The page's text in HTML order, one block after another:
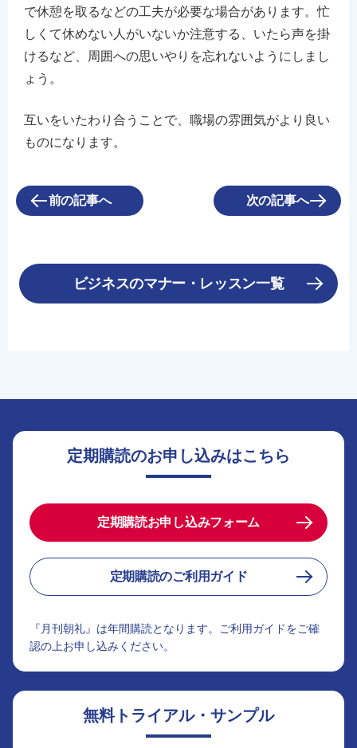
で休憩を取るなどの工夫が必要な場合があります。忙
しくて休めない人がいないか注意する、いたら声を掛
けるなど、周囲への思いやりを忘れないようにしまし
ょう。
互いをいたわり合うことで、職場の雰囲気がより良い
ものになります。
前の記事へ 次の記事へ
ビジネスのマナー・レッスン一覧
定期購読のお申し込みはこちら
定期購読お申し込みフォーム
定期購読のご利用ガイド
『月刊朝礼』は年間購読となります。ご利用ガイドをご確
認の上お申し込みください。
無料トライアル・サンプル